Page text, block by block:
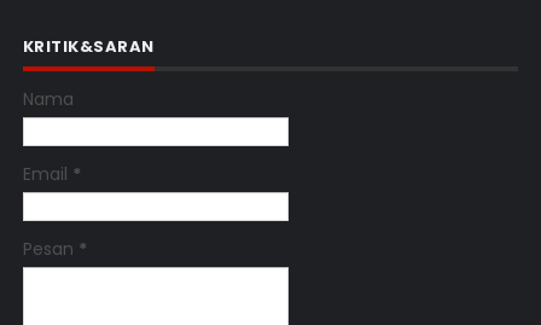
KRITIK&SARAN
Nama
Email *
Pesan *